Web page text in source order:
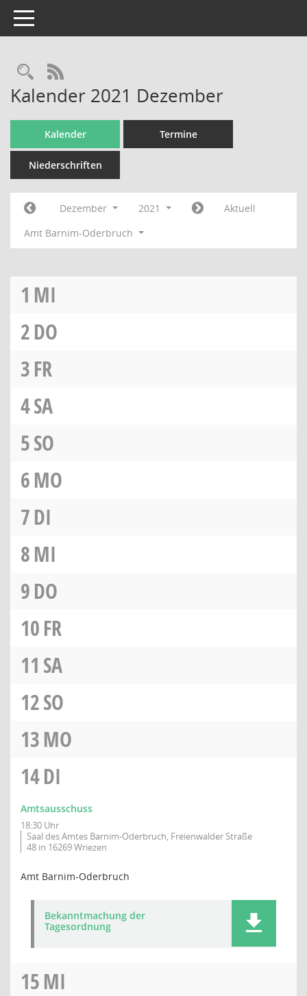
Toggle navigation
Rechercheauswahl
RSS-Feed
Kalender 2021 Dezember
Kalender Termine
Niederschriften
Dezember 2021
Aktuell
Amt Barnim-Oderbruch
1 MI
2DO
3FR
4SA
5SO
6MO
7DI
8MI
9DO
10FR
11 SA
12SO
13MO
14DI
Amtsausschuss
18:30 Uhr
Saal des Amtes Barnim-Oderbruch, Freienwalder Straße
48 in 16269 Wriezen
Amt Barnim-Oderbruch
Bekanntmachung der
Tagesordnung
15MI